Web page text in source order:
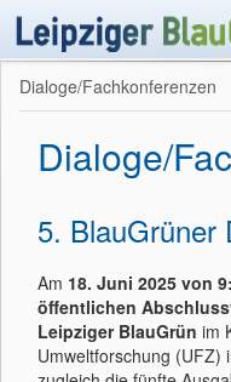
Dialoge/Fachkonferenzen
Dialoge/
5. BlauGrüner
Am 18. Juni 2025 von
öffentlichen
Leipziger BlauGrün im
Umweltforschung (UFZ)